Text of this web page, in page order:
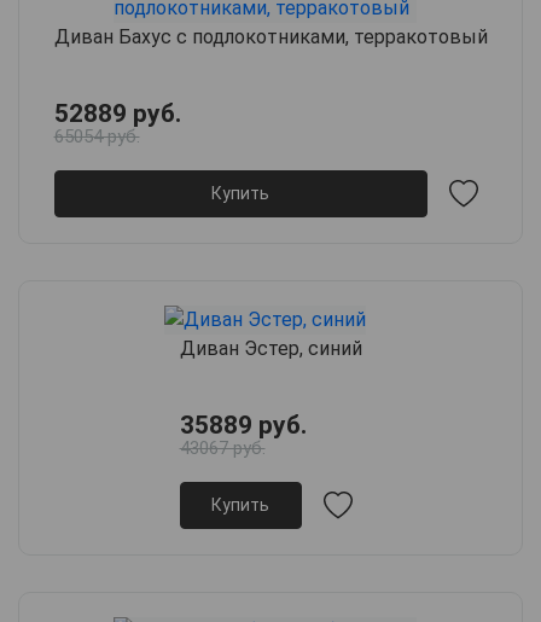
Диван Бахус с подлокотниками, терракотовый
52889 руб.
65054 руб.
Купить
Диван Эстер, синий
35889 руб.
43067 руб.
Купить